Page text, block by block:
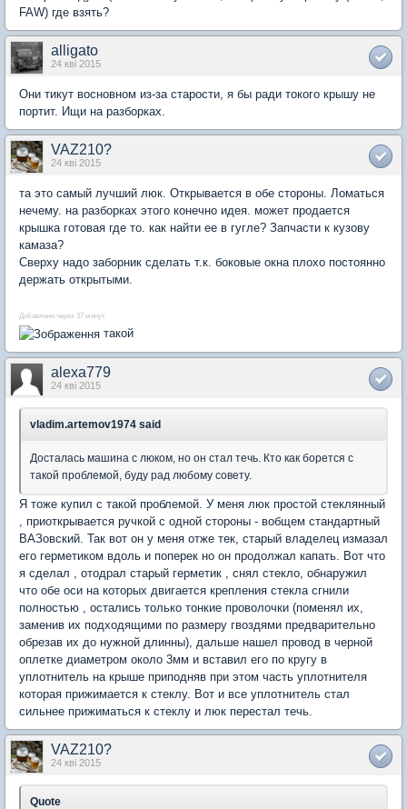
FAW) где взять?
alligato
24 кві 2015
Они тикут восновном из-за старости, я бы ради токого крышу не
портит. Ищи на разборках.
VAZ210?
24 кві 2015
та это самый лучший люк. Открывается в обе стороны. Ломаться
нечему. на разборках этого конечно идея. может продается
крышка готовая где то. как найти ее в гугле? Запчасти к кузову
камаза?
Сверху надо заборник сделать т.к. боковые окна плохо постоянно
держать открытыми.
Добавлено через 37 минут
такой
alexa779
24 кві 2015
vladim.artemov1974 said
Досталась машина с люком, но он стал течь. Кто как борется с
такой проблемой, буду рад любому совету.
Я тоже купил с такой проблемой. У меня люк простой стеклянный
, приоткрывается ручкой с одной стороны - вобщем стандартный
ВАЗовский. Так вот он у меня отже тек, старый владелец измазал
его герметиком вдоль и поперек но он продолжал капать. Вот что
я сделал , отодрал старый герметик , снял стекло, обнаружил
что обе оси на которых двигается крепления стекла сгнили
полностью , остались только тонкие проволочки (поменял их,
заменив их подходящими по размеру гвоздями предварительно
обрезав их до нужной длинны), дальше нашел провод в черной
оплетке диаметром около 3мм и вставил его по кругу в
уплотнитель на крыше приподняв при этом часть уплотнителя
которая прижимается к стеклу. Вот и все уплотнитель стал
сильнее прижиматься к стеклу и люк перестал течь.
VAZ210?
24 кві 2015
Quote